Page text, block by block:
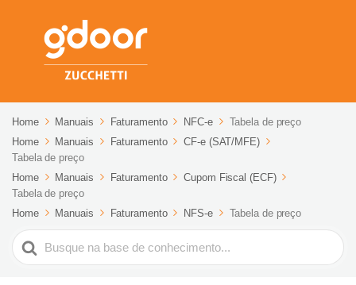
Home Manuais Faturamento NFC-e
Tabela de preço
Home
Manuais Faturamento
CF-e (SAT/MFE)
Tabela de preço
Home
Manuais Faturamento
Cupom Fiscal (ECF)
Tabela de preço
Home
Manuais Faturamento NFS-e Tabela de preço
Pesquisar